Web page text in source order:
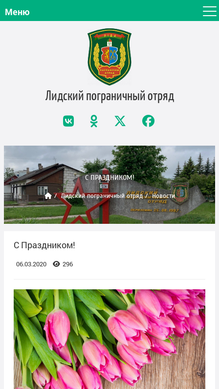
Меню
Лидский пограничныйотряд
C ПРАЗДНИКОМ!
Лидский пограничный отряд Новости
C Праздником!
06.03.2020 296